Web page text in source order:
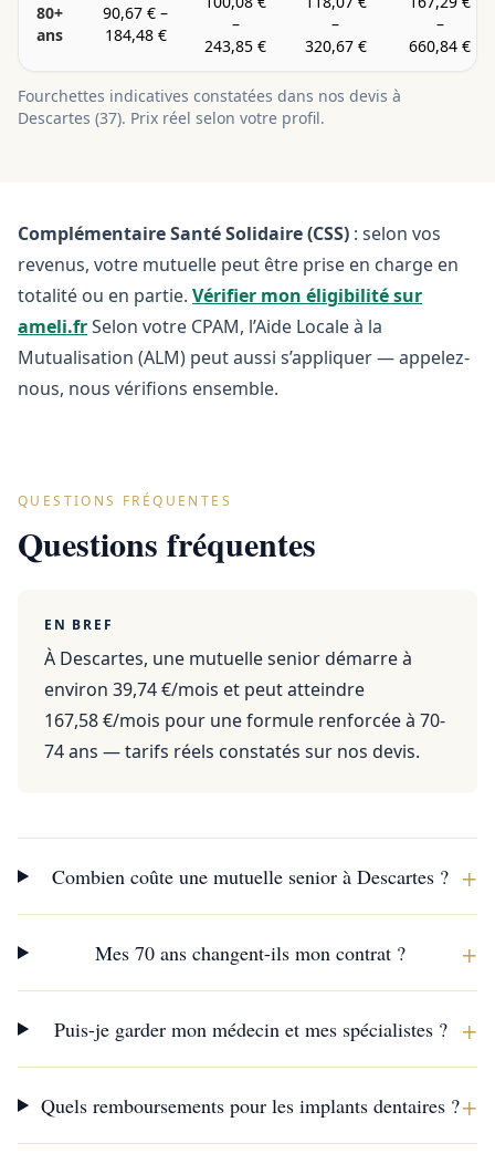
80+
ans
90,67 € –
184,48 €
–
243,85 €
–
320,67 €
–
660,84 €
Fourchettes indicatives constatées dans nos devis à
Descartes (37). Prix réel selon votre profil.
Complémentaire Santé Solidaire (CSS) : selon vos
revenus, votre mutuelle peut être prise en charge en
totalité ou en partie. Vérifier mon éligibilité sur
ameli.frSelon votre CPAM, l’Aide Locale à la
Mutualisation (ALM) peut aussi s’appliquer — appelez-
nous, nous vérifions ensemble.
QUESTIONS FRÉQUENTES
Questions fréquentes
EN BREF
À Descartes, une mutuelle senior démarre à
environ 39,74 €/mois et peut atteindre
167,58 €/mois pour une formule renforcée à 70-
74 ans — tarifs réels constatés sur nos devis.
Combien coûte une mutuelle senior à Descartes ? +
Mes 70 ans changent-ils mon contrat ? +
Puis-je garder mon médecin et mes spécialistes ? +
Quels remboursements pour les implants dentaires ?+